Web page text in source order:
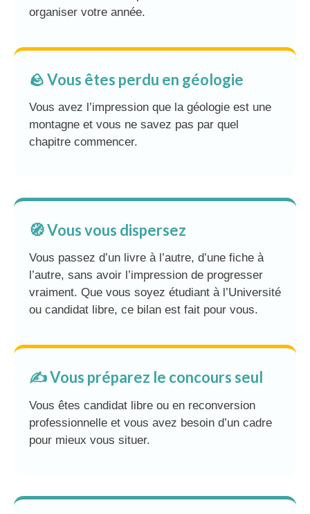
organiser votre année.
🪨 Vous êtes perdu en géologie
Vous avez l’impression que la géologie est une
montagne et vous ne savez pas par quel
chapitre commencer.
🧭 Vous vous dispersez
Vous passez d’un livre à l’autre, d’une fiche à
l’autre, sans avoir l’impression de progresser
vraiment. Que vous soyez étudiant à l’Université
ou candidat libre, ce bilan est fait pour vous.
✍️ Vous préparez le concours seul
Vous êtes candidat libre ou en reconversion
professionnelle et vous avez besoin d’un cadre
pour mieux vous situer.